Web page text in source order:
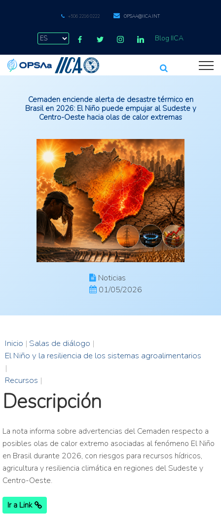
+506 2216 0222 OPSAA@IICA.INT
Blog IICA
Cemaden enciende alerta de desastre térmico en
Brasil en 2026: El Niño puede empujar al Sudeste y
Centro-Oeste hacia olas de calor extremas
Noticias
01/05/2026
Inicio | Salas de diálogo |
El Niño y la resiliencia de los sistemas agroalimentarios
|
Recursos |
Descripción
La nota informa sobre advertencias del Cemaden respecto a
posibles olas de calor extremo asociadas al fenómeno El Niño
en Brasil durante 2026, con riesgos para recursos hídricos,
agricultura y resiliencia climática en regiones del Sudeste y
Centro-Oeste.
Ir a Link